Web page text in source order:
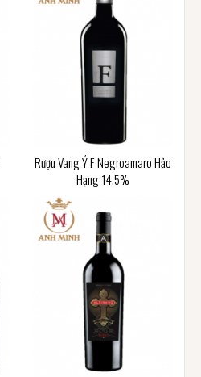
Rượu Vang Ý F Negroamaro Hảo
Hạng 14,5%